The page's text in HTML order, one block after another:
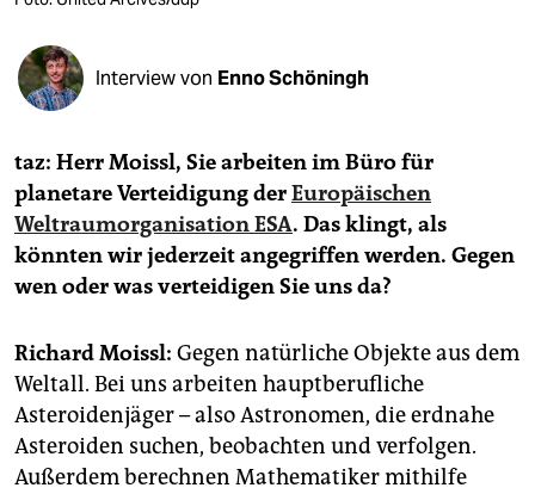
abo
genossenschaft
Interview von Enno Schöningh
taz: Herr Moissl, Sie arbeiten im Büro für
planetare Verteidigung derEuropäischen
Weltraumorganisation ESA. Das klingt, als
könnten wir jederzeit angegriffen werden. Gegen
wen oder was verteidigen Sie uns da?
Richard Moissl: Gegen natürliche Objekte aus dem
Weltall. Bei uns arbeiten hauptberufliche
Asteroidenjäger – also Astronomen, die erdnahe
Asteroiden suchen, beobachten und verfolgen.
Außerdem berechnen Mathematiker mithilfe